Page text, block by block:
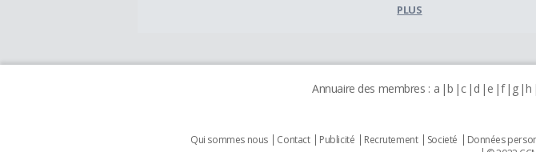
PLUS
Annuaire des membres : a b c d e f g h
Qui sommes nous Contact Publicité Recrutement Societé Données